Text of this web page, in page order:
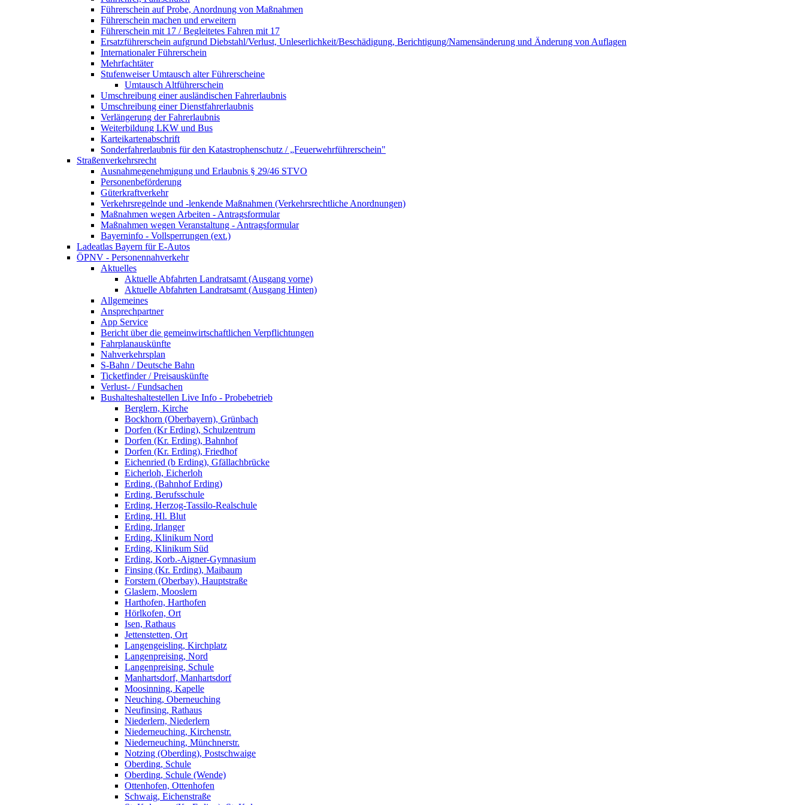
Führerschein auf Probe, Anordnung von Maßnahmen
Führerschein machen und erweitern
Führerschein mit 17 / Begleitetes Fahren mit 17
Ersatzführerschein aufgrund Diebstahl/Verlust, Unleserlichkeit/Beschädigung, Berichtigung/Namensänderung und Änderung von Auflagen
Internationaler Führerschein
Mehrfachtäter
Stufenweiser Umtausch alter Führerscheine
Umtausch Altführerschein
Umschreibung einer ausländischen Fahrerlaubnis
Umschreibung einer Dienstfahrerlaubnis
Verlängerung der Fahrerlaubnis
Weiterbildung LKW und Bus
Karteikartenabschrift
Sonderfahrerlaubnis für den Katastrophenschutz / „Feuerwehrführerschein"
Straßenverkehrsrecht
Ausnahmegenehmigung und Erlaubnis § 29/46 STVO
Personenbeförderung
Güterkraftverkehr
Verkehrsregelnde und -lenkende Maßnahmen (Verkehrsrechtliche Anordnungen)
Maßnahmen wegen Arbeiten - Antragsformular
Maßnahmen wegen Veranstaltung - Antragsformular
Bayerninfo - Vollsperrungen (ext.)
Ladeatlas Bayern für E-Autos
ÖPNV - Personennahverkehr
Aktuelles
Aktuelle Abfahrten Landratsamt (Ausgang vorne)
Aktuelle Abfahrten Landratsamt (Ausgang Hinten)
Allgemeines
Ansprechpartner
App Service
Bericht über die gemeinwirtschaftlichen Verpflichtungen
Fahrplanauskünfte
Nahverkehrsplan
S-Bahn / Deutsche Bahn
Ticketfinder / Preisauskünfte
Verlust- / Fundsachen
Bushalteshaltestellen Live Info - Probebetrieb
Berglern, Kirche
Bockhorn (Oberbayern), Grünbach
Dorfen (Kr Erding), Schulzentrum
Dorfen (Kr. Erding), Bahnhof
Dorfen (Kr. Erding), Friedhof
Eichenried (b Erding), Gfällachbrücke
Eicherloh, Eicherloh
Erding, (Bahnhof Erding)
Erding, Berufsschule
Erding, Herzog-Tassilo-Realschule
Erding, Hl. Blut
Erding, Irlanger
Erding, Klinikum Nord
Erding, Klinikum Süd
Erding, Korb.-Aigner-Gymnasium
Finsing (Kr. Erding), Maibaum
Forstern (Oberbay), Hauptstraße
Glaslern, Mooslern
Harthofen, Harthofen
Hörlkofen, Ort
Isen, Rathaus
Jettenstetten, Ort
Langengeisling, Kirchplatz
Langenpreising, Nord
Langenpreising, Schule
Manhartsdorf, Manhartsdorf
Moosinning, Kapelle
Neuching, Oberneuching
Neufinsing, Rathaus
Niederlern, Niederlern
Niederneuching, Kirchenstr.
Niederneuching, Münchnerstr.
Notzing (Oberding), Postschwaige
Oberding, Schule
Oberding, Schule (Wende)
Ottenhofen, Ottenhofen
Schwaig, Eichenstraße